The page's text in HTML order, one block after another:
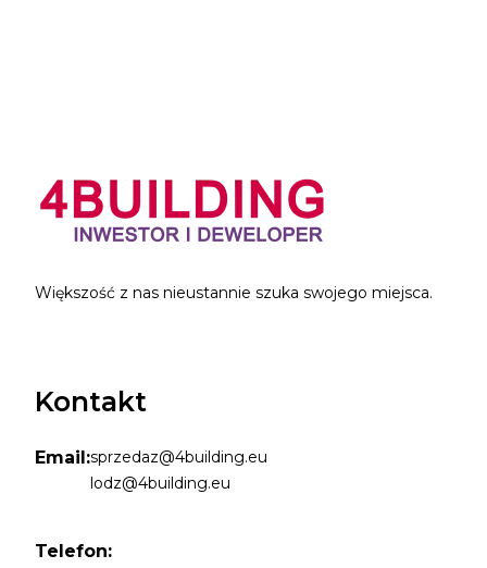
Większość z nas nieustannie szuka swojego miejsca.
Kontakt
Email:sprzedaz@4building.eu
lodz@4building.eu
Telefon: